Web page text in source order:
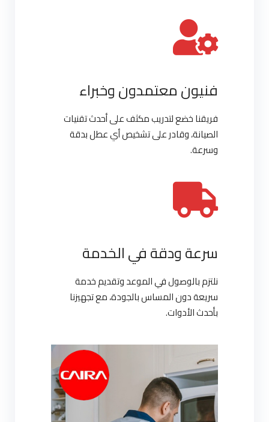
فنيون معتمدون وخبراء
فريقنا خضع لتدريب مكثف على أحدث تقنيات
الصيانة، وقادر على تشخيص أي عطل بدقة
وسرعة.
سرعة ودقة في الخدمة
نلتزم بالوصول في الموعد وتقديم خدمة
سريعة دون المساس بالجودة، مع تجهيزنا
بأحدث الأدوات.